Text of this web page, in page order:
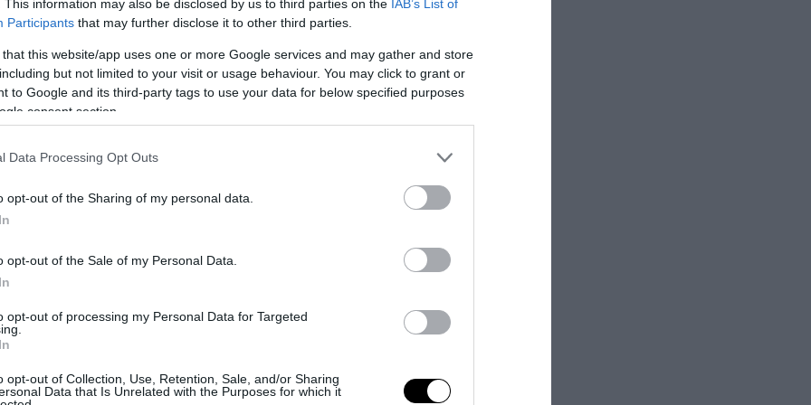
This information may also be disclosed by us to third parties on the IAB’s List of
Participants that may further disclose it to other third parties.
that this website/app uses one or more Google services and may gather and store
but not limited to your visit or usage behaviour. You may click to grant or
to Google and its third-party tags to use your data for below specified purposes
consent section.
Data Processing Opt Outs
opt-out of the Sharing of my personal data.
opt-out of the Sale of my Personal Data.
opt-out of processing my Personal Data for Targeted
opt-out of Collection, Use, Retention, Sale, and/or Sharing
Data that Is Unrelated with the Purposes for which it
Oltre quella che ha afflitto per tutto il 2022 l’Italia e l’Europa.
sardi affermano che “tale repentini aumenti, alle imprese del settore
economici. È quindi urgente intervenire a sostegno del comparto